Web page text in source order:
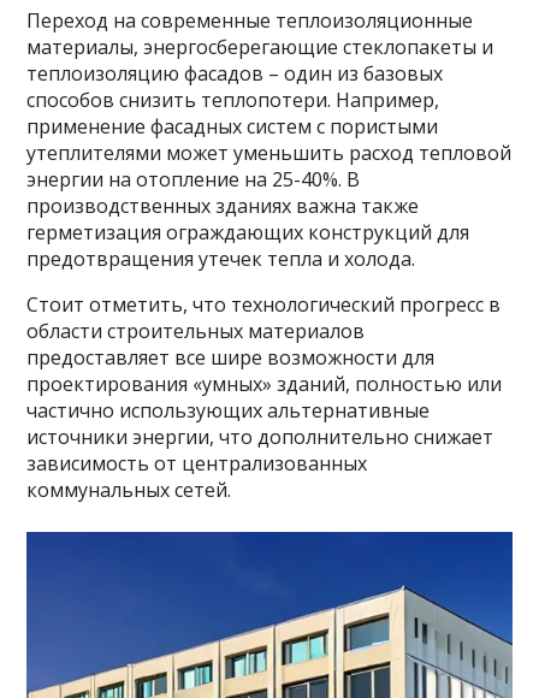
Переход на современные теплоизоляционные
материалы, энергосберегающие стеклопакеты и
теплоизоляцию фасадов – один из базовых
способов снизить теплопотери. Например,
применение фасадных систем с пористыми
утеплителями может уменьшить расход тепловой
энергии на отопление на 25-40%. В
производственных зданиях важна также
герметизация ограждающих конструкций для
предотвращения утечек тепла и холода.
Стоит отметить, что технологический прогресс в
области строительных материалов
предоставляет все шире возможности для
проектирования «умных» зданий, полностью или
частично использующих альтернативные
источники энергии, что дополнительно снижает
зависимость от централизованных
коммунальных сетей.